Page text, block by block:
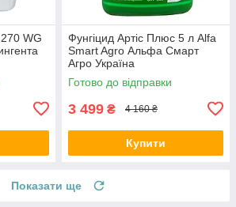
WG
Фунгіцид Артіс Плюс 5 л Alfa
Smart Agro Альфа Смарт
Агро Україна
Готово до відправки
3 499 ₴ 4 160 ₴
Купити
Показати ще